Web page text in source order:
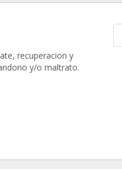
recuperacion y
y/o maltrato.